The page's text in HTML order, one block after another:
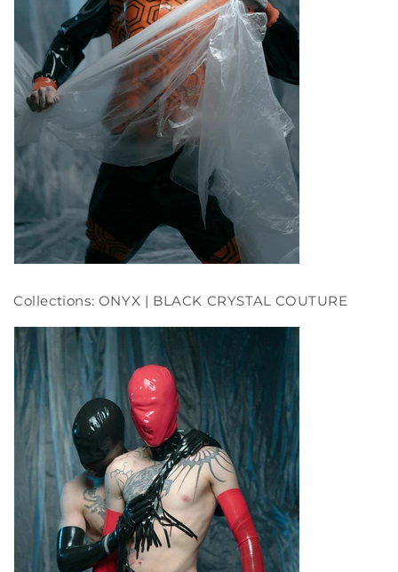
Collections: ONYX | BLACK CRYSTAL COUTURE